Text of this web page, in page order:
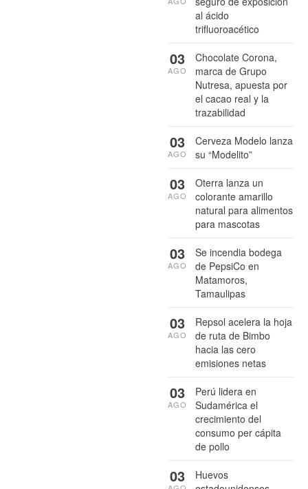
al ácido
trifluoroacético
Chocolate Corona,
marca de Grupo
Nutresa, apuesta por
el cacao real y la
trazabilidad
03
AGO
Cerveza Modelo lanza
su “Modelito”
03
AGO
Oterra lanza un
colorante amarillo
natural para alimentos
para mascotas
03
AGO
Se incendia bodega
de PepsiCo en
Matamoros,
Tamaulipas
03
AGO
Repsol acelera la hoja
de ruta de Bimbo
hacia las cero
emisiones netas
03
AGO
Perú lidera en
Sudamérica el
crecimiento del
consumo per cápita
de pollo
03
AGO
Huevos
03